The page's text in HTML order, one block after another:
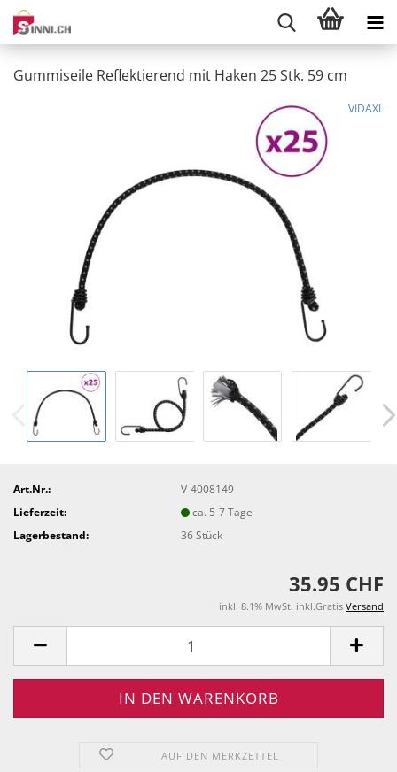
Gummiseile Reflektierend mit Haken 25 Stk. 59 cm
VIDAXL
Art.Nr.:
V-4008149
Lieferzeit:
ca. 5-7 Tage
Lagerbestand:
36Stück
35.95 CHF
inkl. 8.1% MwSt. inkl.Gratis Versand
AUF DEN MERKZETTEL